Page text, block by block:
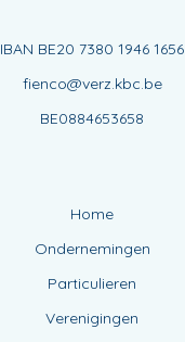
IBAN BE20 7380 1946 1656
fienco@verz.kbc.be
BE0884653658
Home
Ondernemingen
Particulieren
Verenigingen